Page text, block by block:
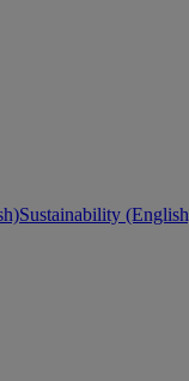
Sustainability